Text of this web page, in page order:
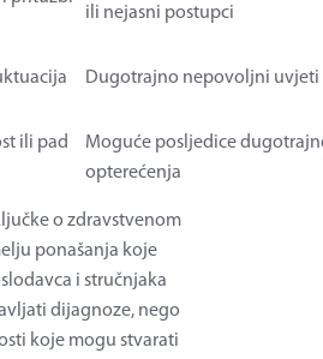
ili nejasni postupci
Dugotrajno nepovoljni uvjeti
ili pad
Moguće posljedice
opterećenja
o zdravstvenom
ponašanja koje
i stručnjaka
dijagnoze, nego
koje mogu stvarati